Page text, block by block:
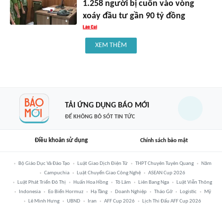
1.258 người bị cuốn vào vòng
xoáy đầu tư gần 90 tỷ đồng
XEM THÊM
TẢI ỨNG DỤNG BÁO MỚI
ĐỂ KHÔNG BỎ SÓT TIN TỨC
Điều khoản sử dụng Chính sách bảo mật
Bộ Giáo Dục Và Đào Tạo Luật Giao Dịch Điện Tử THPT Chuyên Tuyên Quang
Năm
Campuchia
Luật Chuyển Giao Công Nghệ
ASEAN Cup 2026
Luật Phát Triển Đô Thị
Huấn Hoa Hồng Tô Lâm Liên Bang Nga
Luật Viễn Thông
Indonesia
Eo Biển Hormuz Hạ Tầng Doanh Nghiệp Tháo Gỡ Logistic
Mỹ
Lê Minh Hưng
UBND Iran AFF Cup 2026 Lịch Thi Đấu AFF Cup 2026